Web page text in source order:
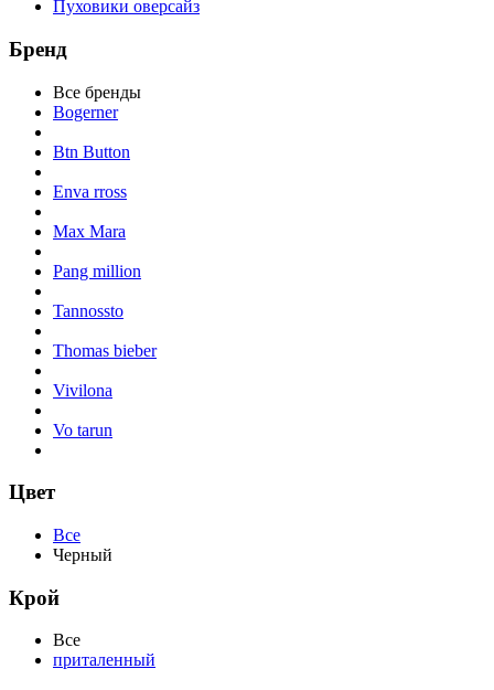
Пуховики оверсайз
Бренд
Все бренды
Bogerner
Btn Button
Enva rross
Max Mara
Pang million
Tannossto
Thomas bieber
Vivilona
Vo tarun
Цвет
Все
Черный
Крой
Все
приталенный